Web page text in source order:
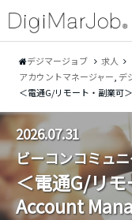
デジマージョブ
求人
アカウントマネージャー デ
＜電通G/リモート・副業可
2026.07.31
ビーコンコミュ
＜電通G/リ
Account